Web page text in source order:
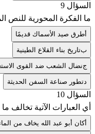
السؤال 9
ما الفكرة المحورية للنص
أطرق صيد الأسماك قديمًا
بتاريخ بناء القلاع الطينية
جنضال الشعب ضد القوى
دتطور صناعة السفن الحديثة
السؤال 10
أي العبارات الآتية تخالف
أكان أبو عبد الله يخاف من